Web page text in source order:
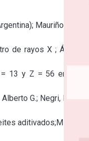
Mauriño, Víctor
de rayos X ; Álvarez,
13 y Z = 56 en films
G.; Negri, Héctor;
aditivados;Miniussi,